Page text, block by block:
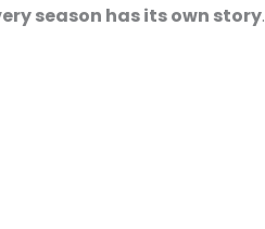
season has its own story.